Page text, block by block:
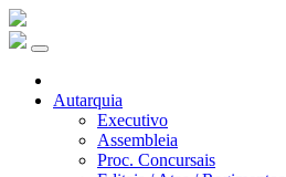
Autarquia
Executivo
Assembleia
Proc. Concursais